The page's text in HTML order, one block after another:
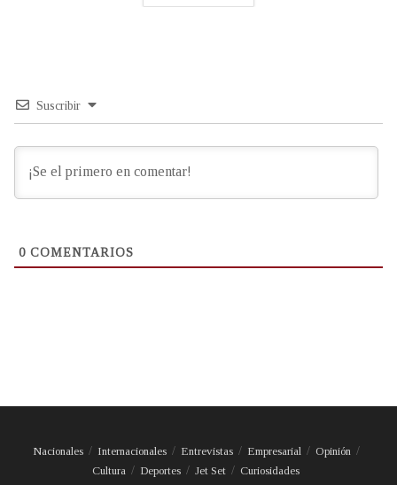
Suscribir
0 COMENTARIOS
Nacionales Internacionales Entrevistas Empresarial
Opinión
Cultura
Deportes Jet Set Curiosidades